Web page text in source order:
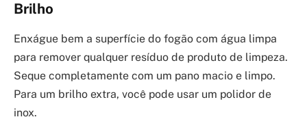
Brilho
Enxágue bem a superfície do fogão com água limpa
para remover qualquer resíduo de produto de limpeza.
Seque completamente com um pano macio e limpo.
Para um brilho extra, você pode usar um polidor de
inox.